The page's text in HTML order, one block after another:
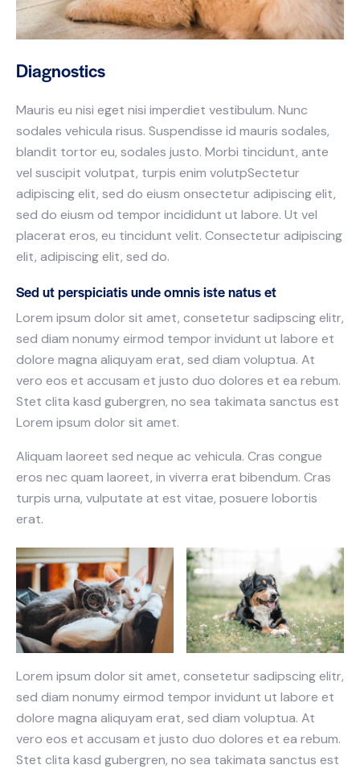
Diagnostics
Mauris eu nisi eget nisi imperdiet vestibulum. Nunc
sodales vehicula risus. Suspendisse id mauris sodales,
blandit tortor eu, sodales justo. Morbi tincidunt, ante
vel suscipit volutpat, turpis enim volutpSectetur
adipiscing elit, sed do eiusm onsectetur adipiscing elit,
sed do eiusm od tempor incididunt ut labore. Ut vel
placerat eros, eu tincidunt velit. Consectetur adipiscing
elit, adipiscing elit, sed do.
Sed ut perspiciatis unde omnis iste natus et
Lorem ipsum dolor sit amet, consetetur sadipscing elitr,
sed diam nonumy eirmod tempor invidunt ut labore et
dolore magna aliquyam erat, sed diam voluptua. At
vero eos et accusam et justo duo dolores et ea rebum.
Stet clita kasd gubergren, no sea takimata sanctus est
Lorem ipsum dolor sit amet.
Aliquam laoreet sed neque ac vehicula. Cras congue
eros nec quam laoreet, in viverra erat bibendum. Cras
turpis urna, vulputate at est vitae, posuere lobortis
erat.
Lorem ipsum dolor sit amet, consetetur sadipscing elitr,
sed diam nonumy eirmod tempor invidunt ut labore et
dolore magna aliquyam erat, sed diam voluptua. At
vero eos et accusam et justo duo dolores et ea rebum.
Stet clita kasd gubergren, no sea takimata sanctus est